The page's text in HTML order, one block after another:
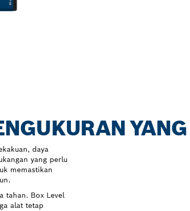
daya
yang perlu
memastikan
tahan. Box Level
alat tetap